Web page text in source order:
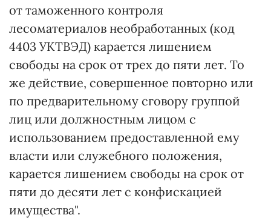
от таможенного контроля
лесоматериалов необработанных (код
4403 УКТВЭД) карается лишением
свободы на срок от трех до пяти лет. То
же действие, совершенное повторно или
по предварительному сговору группой
лиц или должностным лицом с
использованием предоставленной ему
власти или служебного положения,
карается лишением свободы на срок от
пяти до десяти лет с конфискацией
имущества".